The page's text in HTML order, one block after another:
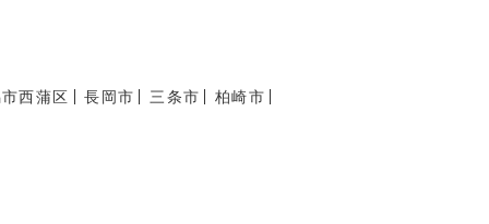
西蒲区 長岡市 三条市 柏崎市